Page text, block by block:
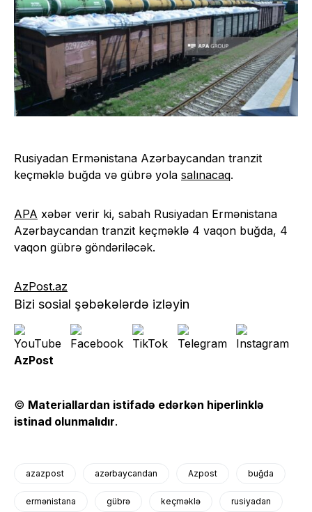
Rusiyadan Ermənistana Azərbaycandan tranzit
keçməklə buğda və gübrə yola salınacaq.
APA xəbər verir ki, sabah Rusiyadan Ermənistana
Azərbaycandan tranzit keçməklə 4 vaqon buğda, 4
vaqon gübrə göndəriləcək.
AzPost.az
Bizi sosial şəbəkələrdə izləyin
AzPost
© Materiallardan istifadə edərkən hiperlinklə
istinad olunmalıdır.
azazpost azərbaycandan Azpost buğda
ermənistana gübrə keçməklə rusiyadan